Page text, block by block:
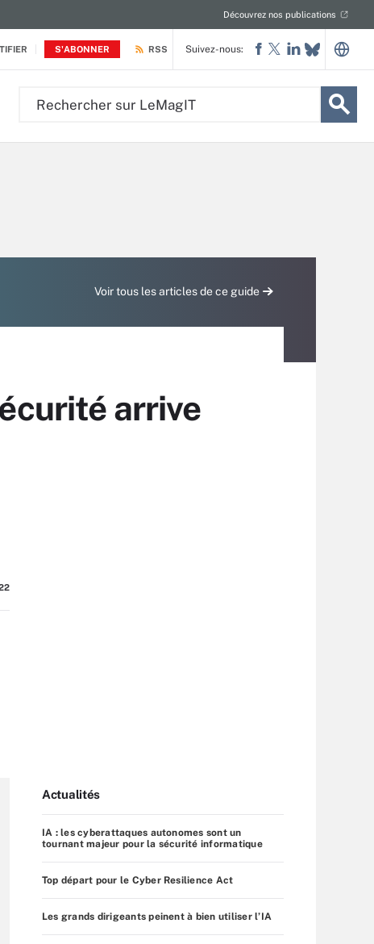
S'ABONNER
Découvrez nos publications
RSS Suivez-nous:
Voir tous les articles de ce guide
arrive
Actualités
IA : les cyberattaques autonomes sont un
tournant majeur pour la sécurité informatique
Top départ pour le Cyber Resilience Act
Les grands dirigeants peinent à bien utiliser l’IA